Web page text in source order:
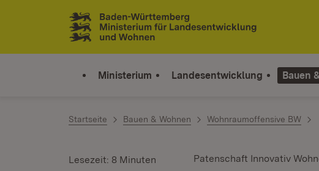
Zum Inhalt springen
Link zur Startseite
Ministerium Landesentwicklung Bauen
Startseite Bauen & Wohnen Wohnraumoffensive BW
Patenschaft Innovativ
Lesezeit: 8 Minuten